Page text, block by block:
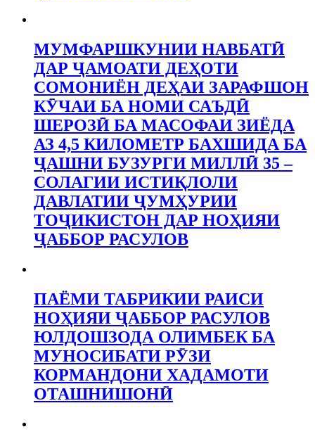
МУМФАРШКУНИИ НАВБАТӢ
ДАР ҶАМОАТИ ДЕҲОТИ
СОМОНИЁН ДЕҲАИ ЗАРАФШОН
КӮЧАИ БА НОМИ САЪДӢ
ШЕРОЗӢ БА МАСОФАИ ЗИЁДА
АЗ 4,5 КИЛОМЕТР БАХШИДА БА
ҶАШНИ БУЗУРГИ МИЛЛӢ 35 –
СОЛАГИИ ИСТИҚЛОЛИ
ДАВЛАТИИ ҶУМҲУРИИ
ТОҶИКИСТОН ДАР НОҲИЯИ
ҶАББОР РАСУЛОВ
ПАЁМИ ТАБРИКИИ РАИСИ
НОҲИЯИ ҶАББОР РАСУЛОВ
ЮЛДОШЗОДА ОЛИМБЕК БА
МУНОСИБАТИ РӮЗИ
КОРМАНДОНИ ХАДАМОТИ
ОТАШНИШОНӢ